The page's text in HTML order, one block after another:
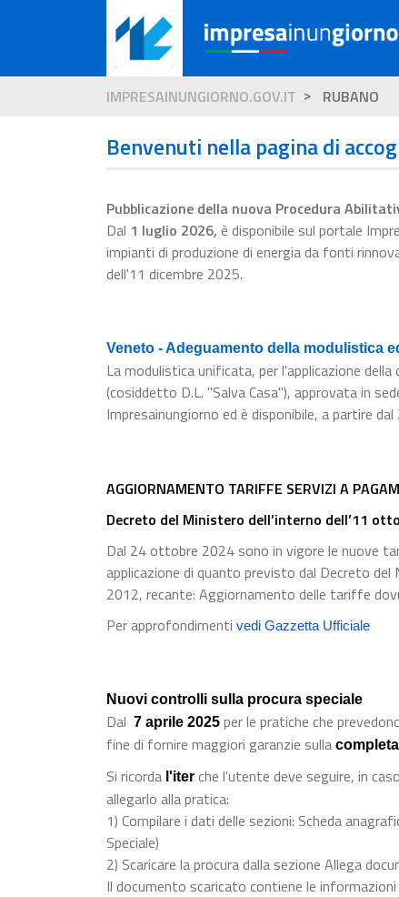
IMPRESAINUNGIORNO.GOV.IT RUBANO
Benvenuti nella pagina di
Pubblicazione della nuova Procedura
Dal 1 luglio 2026, è disponibile sul portale
impianti di produzione di energia da fonti
dell'11 dicembre 2025.
Veneto - Adeguamento della modulistica
La modulistica unificata, per l'applicazione
(cosiddetto D.L. "Salva Casa"), approvata in
Impresainungiorno ed è disponibile, a partire
AGGIORNAMENTO TARIFFE SERVIZI A
Decreto del Ministero dell’interno dell’11
Dal 24 ottobre 2024 sono in vigore le nuove
applicazione di quanto previsto dal Decreto
2012, recante: Aggiornamento delle tariffe
Per approfondimenti vedi Gazzetta Ufficiale
Nuovi controlli sulla procura speciale
Dal 7 aprile 2025 per le pratiche che
fine di fornire maggiori garanzie sulla
Si ricorda l'iter che l'utente deve seguire, in
allegarlo alla pratica:
1) Compilare i dati delle sezioni: Scheda
Speciale)
2) Scaricare la procura dalla sezione Allega
Il documento scaricato contiene le